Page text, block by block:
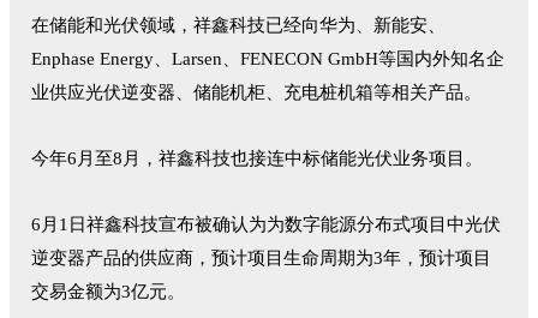
在储能和光伏领域，祥鑫科技已经向华为、新能安、
Enphase Energy、Larsen、FENECON GmbH等国内外知名企
业供应光伏逆变器、储能机柜、充电桩机箱等相关产品。
今年6月至8月，祥鑫科技也接连中标储能光伏业务项目。
6月1日祥鑫科技宣布被确认为为数字能源分布式项目中光伏
逆变器产品的供应商，预计项目生命周期为3年，预计项目
交易金额为3亿元。